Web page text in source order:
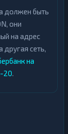
должен быть
они
на адрес
другая сеть,
на
20.